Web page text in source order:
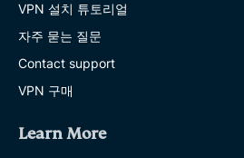
VPN 설치 튜토리얼
자주 묻는 질문
Contact support
VPN 구매
Learn More